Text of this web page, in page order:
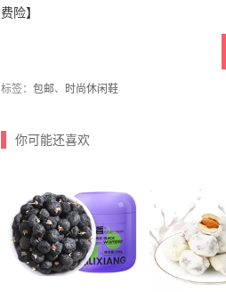
费险】
标签： 包邮、 时尚休闲鞋
你可能还喜欢